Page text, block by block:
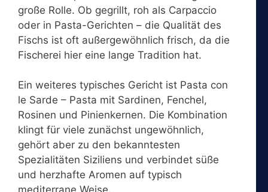
große Rolle. Ob gegrillt, roh als Carpaccio
oder in Pasta-Gerichten – die Qualität des
Fischs ist oft außergewöhnlich frisch, da die
Fischerei hier eine lange Tradition hat.
Ein weiteres typisches Gericht ist Pasta con
le Sarde – Pasta mit Sardinen, Fenchel,
Rosinen und Pinienkernen. Die Kombination
klingt für viele zunächst ungewöhnlich,
gehört aber zu den bekanntesten
Spezialitäten Siziliens und verbindet süße
und herzhafte Aromen auf typisch